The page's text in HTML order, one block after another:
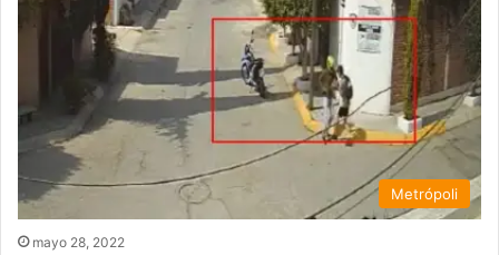
Metrópoli
mayo 28, 2022